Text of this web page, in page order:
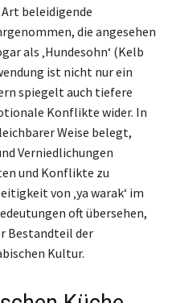
Art beleidigende
die angesehen
als ‚Hundesohn‘ (Kelb
ist nicht nur ein
spiegelt auch tiefere
Konflikte wider. In
Weise belegt,
Verniedlichungen
und Konflikte zu
von ‚ya warak‘ im
oft übersehen,
Bestandteil der
Kultur.